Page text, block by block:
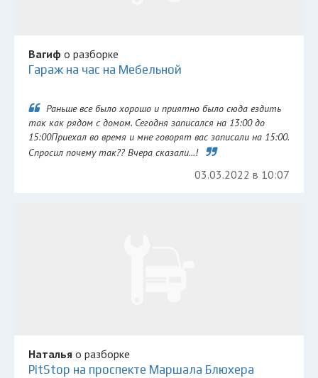
Вагиф о разборке
Гараж на час на Мебельной
Раньше все было хорошо и приятно было сюда ездить
так как рядом с домом. Сегодня записался на 13:00 до
15:00Приехал во время и мне говорят вас записали на 15:00.
Спросил почему так?? Вчера сказали...!
03.03.2022 в 10:07
Наталья о разборке
PitStop на проспекте Маршала Блюхера